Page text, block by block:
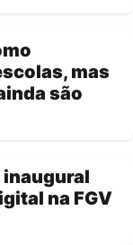
mas
são
inaugural
na FGV